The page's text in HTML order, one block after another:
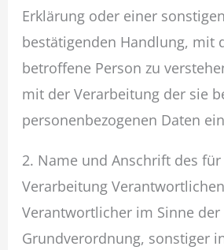
Erklärung oder einer
bestätigenden Handlung, mit
betroffene Person zu
mit der Verarbeitung der sie
personenbezogenen Daten
2. Name und Anschrift des für
Verarbeitung Verantwortlichen
Verantwortlicher im Sinne der
Grundverordnung, sonstiger